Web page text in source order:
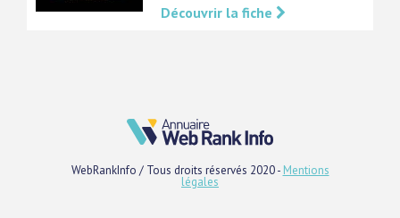
Découvrir la fiche
WebRankInfo / Tous droits réservés 2020 - Mentions
légales